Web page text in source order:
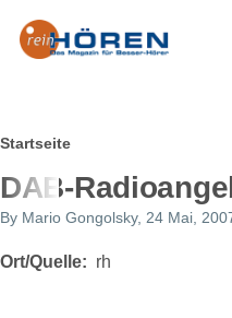
Pfadnavigation
Startseite
DAB-
By Mario Gongolsky, 24 Mai,
Ort/Quelle rh